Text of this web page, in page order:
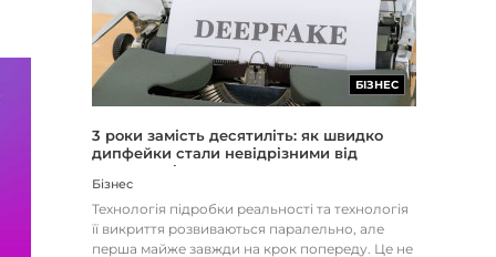
БІЗНЕС
3 роки замість десятиліть: як швидко
дипфейки стали невідрізними від
реальності
Бізнес
Технологія підробки реальності та технологія
її викриття розвиваються паралельно, але
перша майже завжди на крок попереду. Це не